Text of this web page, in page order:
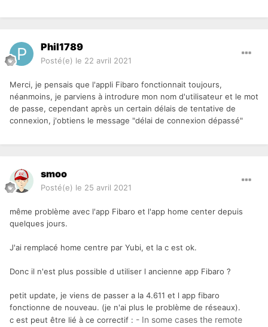
Phil1789
Posté(e) le 22 avril 2021
Merci, je pensais que l'appli Fibaro fonctionnait toujours,
néanmoins, je parviens à introdure mon nom d'utilisateur et le mot
de passe, cependant après un certain délais de tentative de
connexion, j'obtiens le message "délai de connexion dépassé"
smoo
Posté(e) le 25 avril 2021
même problème avec l'app Fibaro et l'app home center depuis
quelques jours.
J'ai remplacé home centre par Yubi, et la c est ok.
Donc il n'est plus possible d utiliser l ancienne app Fibaro ?
petit update, je viens de passer a la 4.611 et l app fibaro
fonctionne de nouveau. (je n'ai plus le problème de réseaux).
c est peut être lié à ce correctif : - In some cases the remote